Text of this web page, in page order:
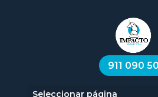
911 090
Seleccionar página